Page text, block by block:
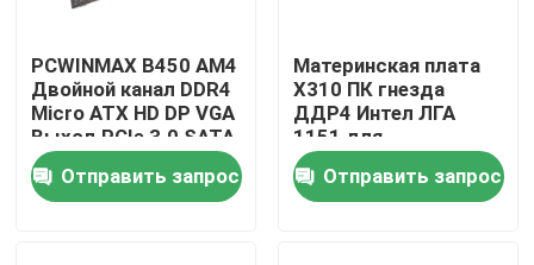
Продукты
Видео
PCWINMAX B450 AM4
Двойной канал DDR4
Micro ATX HD DP VGA
Выход PCIe 3.0 SATA
Материнская плата 6
Гбит/сОтправить запрос
Материнская плата
Х310 ПК гнезда
ДДР4 Интел ЛГА
1151 для
разыгрыша И7 8700
Отправить запрос